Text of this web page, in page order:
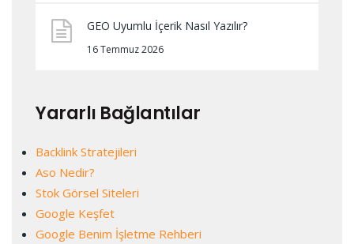
GEO Uyumlu İçerik Nasıl Yazılır?
16 Temmuz 2026
Yararlı Bağlantılar
Backlink Stratejileri
Aso Nedir?
Stok Görsel Siteleri
Google Keşfet
Google Benim İşletme Rehberi